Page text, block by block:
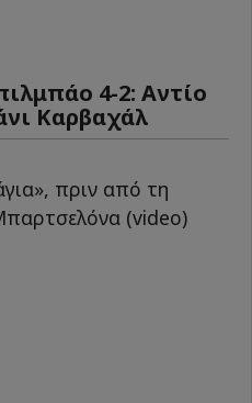
4-2: Αντίο
Καρβαχάλ